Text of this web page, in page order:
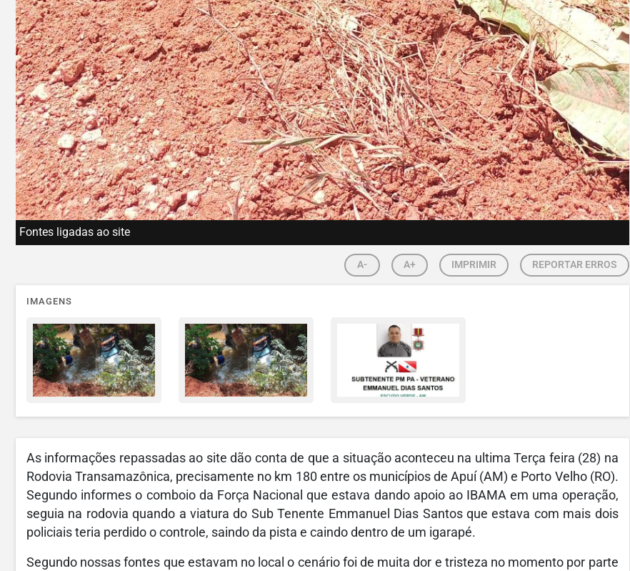
Fontes ligadas ao site
A- A+ IMPRIMIR REPORTAR ERROS
IMAGENS
As informações repassadas ao site dão conta de que a situação aconteceu na ultima Terça feira (28) na
Rodovia Transamazônica, precisamente no km 180 entre os municípios de Apuí (AM) e Porto Velho (RO).
Segundo informes o comboio da Força Nacional que estava dando apoio ao IBAMA em uma operação,
seguia na rodovia quando a viatura do Sub Tenente Emmanuel Dias Santos que estava com mais dois
policiais teria perdido o controle, saindo da pista e caindo dentro de um igarapé.
Segundo nossas fontes que estavam no local o cenário foi de muita dor e tristeza no momento por parte